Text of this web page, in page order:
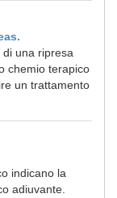
di una ripresa
chemio terapico
un trattamento
indicano la
adiuvante.